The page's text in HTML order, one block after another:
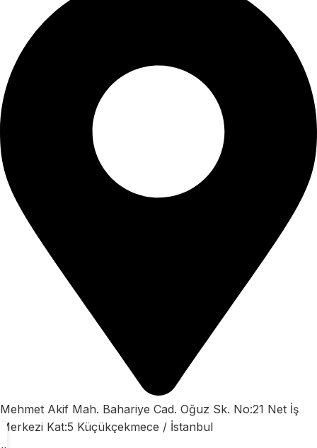
Mehmet Akif Mah. Bahariye Cad. Oğuz Sk. No:21 Net İş
Merkezi Kat:5 Küçükçekmece / İstanbul